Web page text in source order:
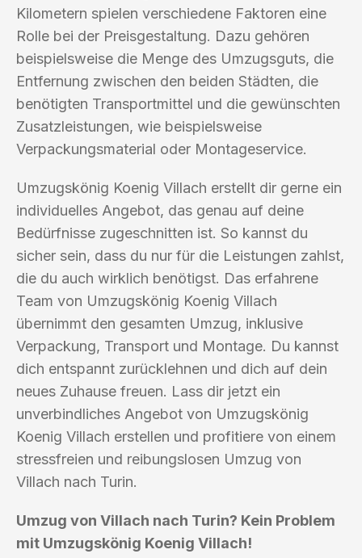
Kilometern spielen verschiedene Faktoren eine
Rolle bei der Preisgestaltung. Dazu gehören
beispielsweise die Menge des Umzugsguts, die
Entfernung zwischen den beiden Städten, die
benötigten Transportmittel und die gewünschten
Zusatzleistungen, wie beispielsweise
Verpackungsmaterial oder Montageservice.
Umzugskönig Koenig Villach erstellt dir gerne ein
individuelles Angebot, das genau auf deine
Bedürfnisse zugeschnitten ist. So kannst du
sicher sein, dass du nur für die Leistungen zahlst,
die du auch wirklich benötigst. Das erfahrene
Team von Umzugskönig Koenig Villach
übernimmt den gesamten Umzug, inklusive
Verpackung, Transport und Montage. Du kannst
dich entspannt zurücklehnen und dich auf dein
neues Zuhause freuen. Lass dir jetzt ein
unverbindliches Angebot von Umzugskönig
Koenig Villach erstellen und profitiere von einem
stressfreien und reibungslosen Umzug von
Villach nach Turin.
Umzug von Villach nach Turin? Kein Problem
mit Umzugskönig Koenig Villach!